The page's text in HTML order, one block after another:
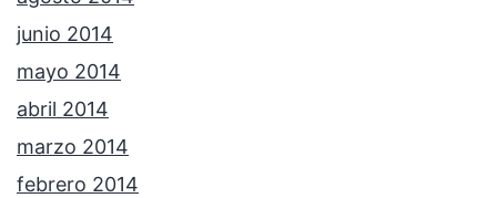
junio 2014
mayo 2014
abril 2014
marzo 2014
febrero 2014